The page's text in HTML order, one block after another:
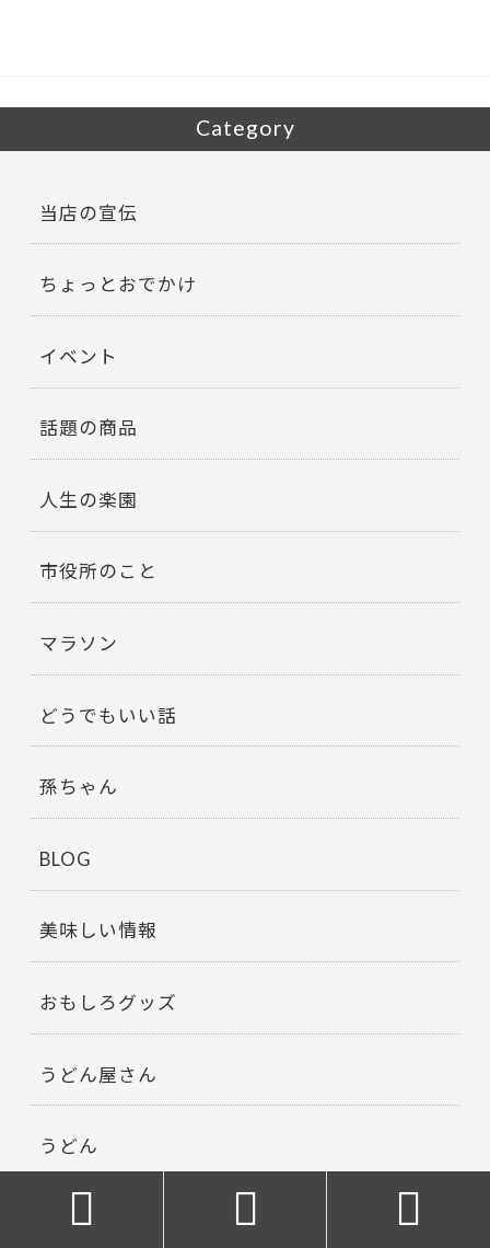
Category
当店の宣伝
ちょっとおでかけ
イベント
話題の商品
人生の楽園
市役所のこと
マラソン
どうでもいい話
孫ちゃん
BLOG
美味しい情報
おもしろグッズ
うどん屋さん
うどん
ちょっとした豆知識
  